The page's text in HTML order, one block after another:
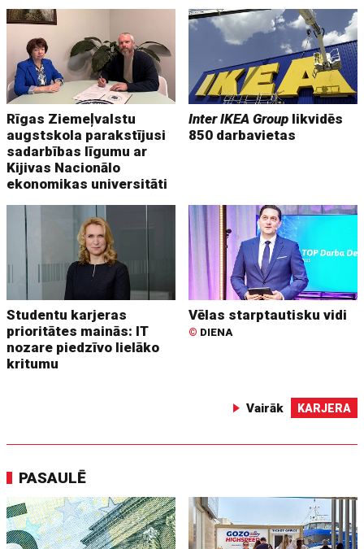
Rīgas Ziemeļvalstu
augstskola parakstījusi
sadarbības līgumu ar
Kijivas Nacionālo
ekonomikas universitāti
Inter IKEA Group likvidēs
850 darbavietas
Studentu karjeras
prioritātes mainās: IT
nozare piedzīvo lielāko
kritumu
Vēlas starptautisku vidi
© DIENA
Vairāk KARJERA
PASAULĒ